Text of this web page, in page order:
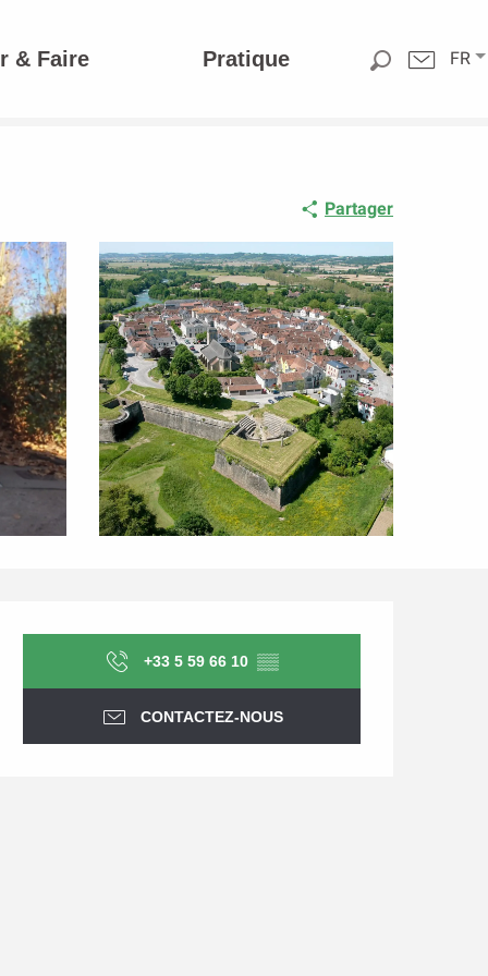
FR
& Faire Pratique
Partager
et
+33 5 59 66 10 ▒▒
CONTACTEZ-NOUS